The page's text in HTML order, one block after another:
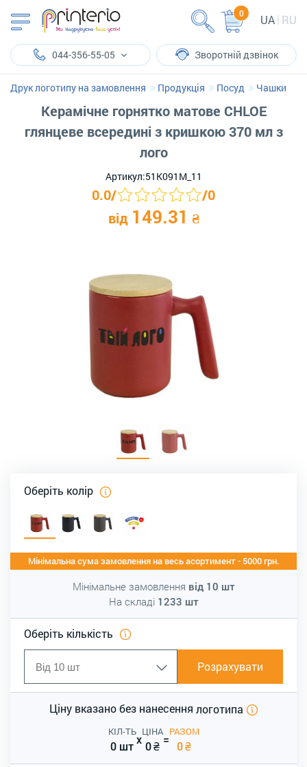
UA RU
0
044-356-55-05 Зворотній дзвінок
Друк логотипу на замовлення Продукція Посуд Чашки
Керамічне горнятко матове CHLOE
глянцеве всередині з кришкою 370 мл з
лого
Артикул:51K091M_11
0.0/ /0
від 149.31 ₴
Оберіть колір
Мінімальна сума замовлення на весь асортимент - 5000 грн.
Мінімальне замовлення від 10 шт
На складі 1233 шт
Оберіть кількість
Розрахувати
Ціну вказано без нанесення логотипа
КІЛ-ТЬ
0 штx
ЦІНА
0₴ =
РАЗОМ
0₴